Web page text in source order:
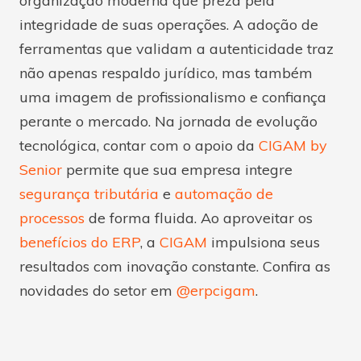
integridade de suas operações. A adoção de
ferramentas que validam a autenticidade traz
não apenas respaldo jurídico, mas também
uma imagem de profissionalismo e confiança
perante o mercado. Na jornada de evolução
tecnológica, contar com o apoio da CIGAM by
Senior permite que sua empresa integre
segurança tributária e automação de
processos de forma fluida. Ao aproveitar os
benefícios do ERP, a CIGAM impulsiona seus
resultados com inovação constante. Confira as
novidades do setor em @erpcigam.